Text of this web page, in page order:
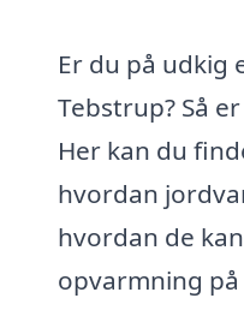
Er du på
Tebstrup? Så
Her kan du
hvordan
hvordan de
opvarmning